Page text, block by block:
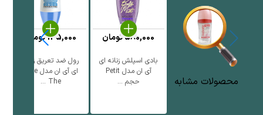
محصولات مشابه
بادی اسپلش زنانه ای
آی ان مدل Petit
حجم ...
580,000تومان
رول ضد تعریق زنانه
ای آی ان مدل Blue
The ...
135,000تومان